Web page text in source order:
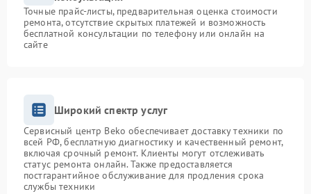
Точные прайс-листы, предварительная оценка стоимости
ремонта, отсутствие скрытых платежей и возможность
бесплатной консультации по телефону или онлайн на
сайте
Широкий спектр услуг
Сервисный центр Beko обеспечивает доставку техники по
всей РФ, бесплатную диагностику и качественный ремонт,
включая срочный ремонт. Клиенты могут отслеживать
статус ремонта онлайн. Также предоставляется
постгарантийное обслуживание для продления срока
службы техники